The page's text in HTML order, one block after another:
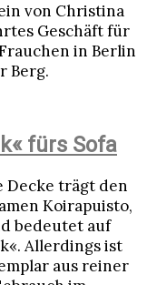
von Christina
Geschäft für
in Berlin
Berg.
fürs Sofa
Decke trägt den
Koirapuisto,
bedeutet auf
Allerdings ist
aus reiner